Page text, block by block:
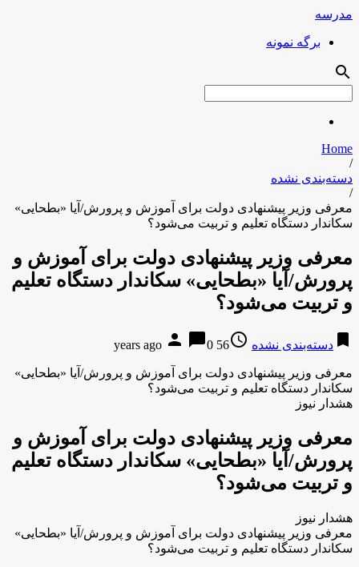
مدرسه
برگه نمونه
search
Home
/
دسته‌بندی نشده
/
معرفی وزیر پیشنهادی دولت برای آموزش و پرورش/آیا «بطحایی»
سکاندار دستگاه تعلیم و تربیت می‌شود؟
معرفی وزیر پیشنهادی دولت برای آموزش و
پرورش/آیا «بطحایی» سکاندار دستگاه تعلیم
و تربیت می‌شود؟
bookmark دسته‌بندی نشده access_time
56 years ago
person chat_bubble0
معرفی وزیر پیشنهادی دولت برای آموزش و پرورش/آیا «بطحایی»
سکاندار دستگاه تعلیم و تربیت می‌شود؟
هشدار نیوز
معرفی وزیر پیشنهادی دولت برای آموزش و
پرورش/آیا «بطحایی» سکاندار دستگاه تعلیم
و تربیت می‌شود؟
هشدار نیوز
معرفی وزیر پیشنهادی دولت برای آموزش و پرورش/آیا «بطحایی»
سکاندار دستگاه تعلیم و تربیت می‌شود؟